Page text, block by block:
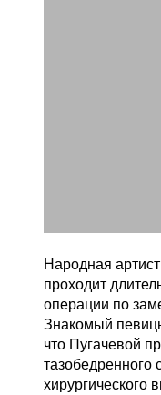
Народная
проходит
операции по
Знакомый
что Пугачевой
тазобедренного
хирургического